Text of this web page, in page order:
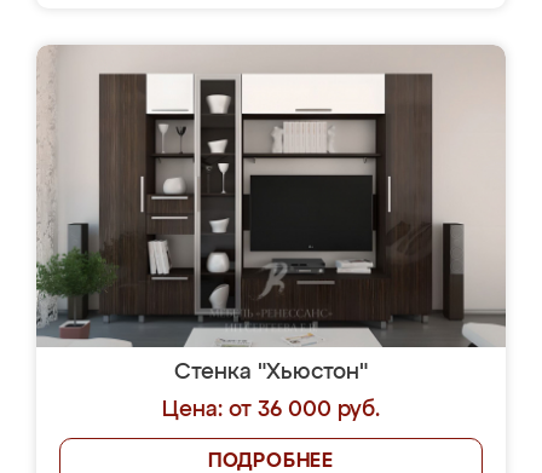
Стенка "Хьюстон"
Цена: от 36 000 руб.
ПОДРОБНЕЕ